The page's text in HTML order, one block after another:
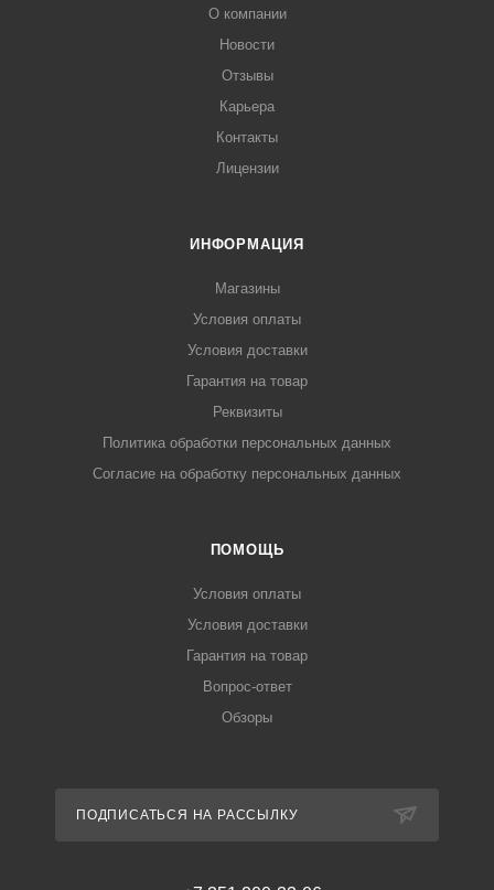
О компании
Новости
Отзывы
Карьера
Контакты
Лицензии
ИНФОРМАЦИЯ
Магазины
Условия оплаты
Условия доставки
Гарантия на товар
Реквизиты
Политика обработки персональных данных
Согласие на обработку персональных данных
ПОМОЩЬ
Условия оплаты
Условия доставки
Гарантия на товар
Вопрос-ответ
Обзоры
ПОДПИСАТЬСЯ НА РАССЫЛКУ